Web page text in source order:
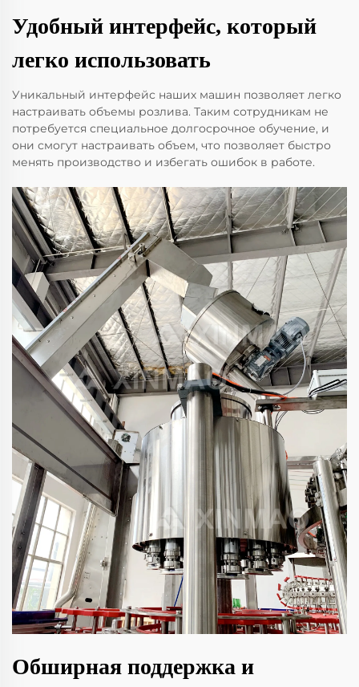
Удобный интерфейс, который
легко использовать
Уникальный интерфейс наших машин позволяет легко
настраивать объемы розлива. Таким сотрудникам не
потребуется специальное долгосрочное обучение, и
они смогут настраивать объем, что позволяет быстро
менять производство и избегать ошибок в работе.
Обширная поддержка и